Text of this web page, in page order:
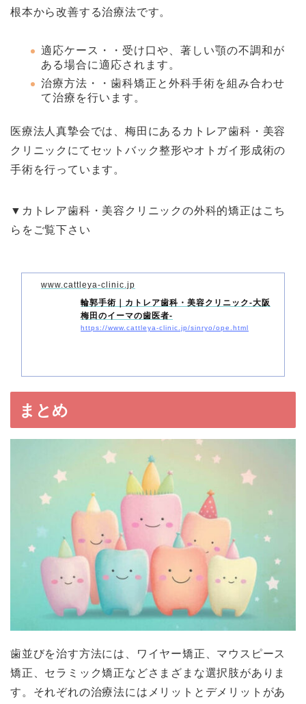
根本から改善する治療法です。
適応ケース・・受け口や、著しい顎の不調和が
ある場合に適応されます。
治療方法・・歯科矯正と外科手術を組み合わせ
て治療を行います。
医療法人真摯会では、梅田にあるカトレア歯科・美容
クリニックにてセットバック整形やオトガイ形成術の
手術を行っています。
▼カトレア歯科・美容クリニックの外科的矯正はこち
らをご覧下さい
www.cattleya-clinic.jp
輪郭手術｜カトレア歯科・美容クリニック-大阪
梅田のイーマの歯医者-
https://www.cattleya-clinic.jp/sinryo/ope.html
まとめ
歯並びを治す方法には、ワイヤー矯正、マウスピース
矯正、セラミック矯正などさまざまな選択肢がありま
す。それぞれの治療法にはメリットとデメリットがあ